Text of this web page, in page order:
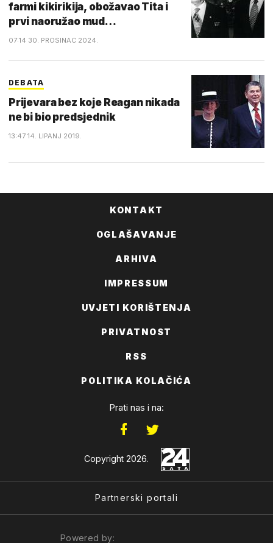
farmi kikirikija, obožavao Tita i
prvi naoružao mud…
07:14 30. PROSINAC 2024.
DEBATA
Prijevara bez koje Reagan nikada
ne bi bio predsjednik
13:47 14. LIPANJ 2019.
KONTAKT
OGLAŠAVANJE
ARHIVA
IMPRESSUM
UVJETI KORIŠTENJA
PRIVATNOST
RSS
POLITIKA KOLAČIĆA
Prati nas i na:
Copyright 2026.
Partnerski portali
Powered by: